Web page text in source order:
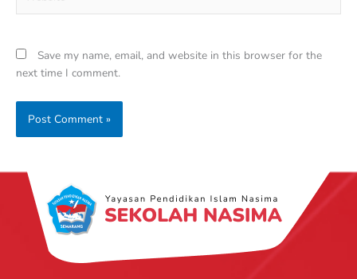
Save my name, email, and website in this browser for the
next time I comment.